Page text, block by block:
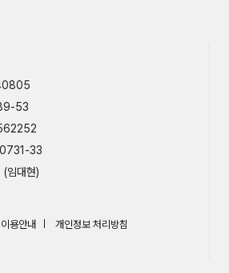
53
33
임대현)
이용안내 개인정보 처리방침